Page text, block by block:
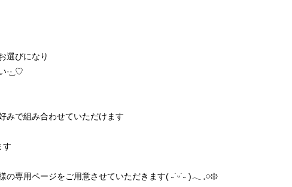
選びになり
·͜· ♡
みで組み合わせていただけます
す
の専用ページをご用意させていただきます( ˶˙ᵕ˙˶ )𓂃 𓈒𓏸𑁍‬